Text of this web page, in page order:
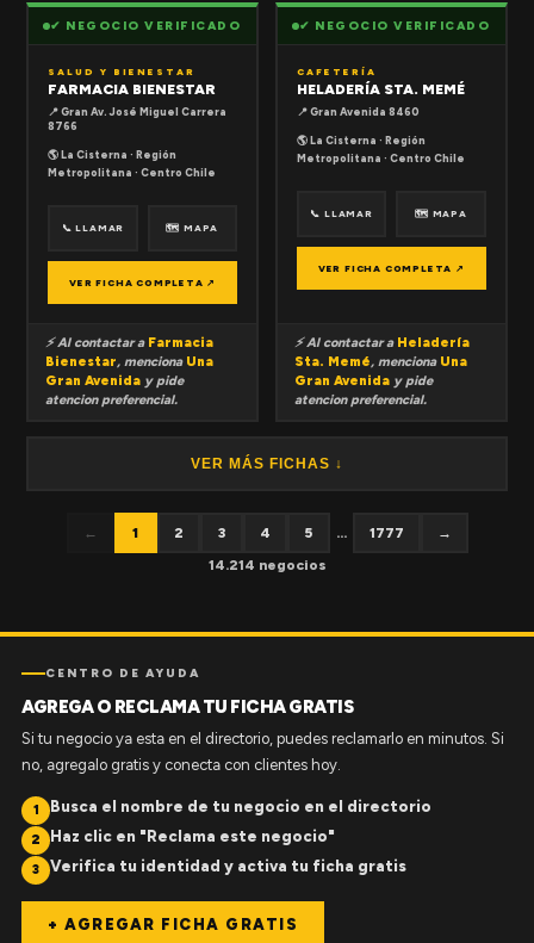
✔ NEGOCIO VERIFICADO
SALUD Y BIENESTAR
FARMACIA BIENESTAR
📍 Gran Av. José Miguel Carrera
8766
🌎 La Cisterna · Región
Metropolitana · Centro Chile
📞 LLAMAR 🗺 MAPA
VER FICHA COMPLETA ↗
⚡ Al contactar a Farmacia
Bienestar, menciona Una
Gran Avenida y pide
atencion preferencial.
✔ NEGOCIO VERIFICADO
CAFETERÍA
HELADERÍA STA. MEMÉ
📍 Gran Avenida 8460
🌎 La Cisterna · Región
Metropolitana · Centro Chile
📞 LLAMAR 🗺 MAPA
VER FICHA COMPLETA ↗
⚡ Al contactar a Heladería
Sta. Memé, menciona Una
Gran Avenida y pide
atencion preferencial.
VER MÁS FICHAS ↓
← 1 2 3 4 5 ... 1777
→
14.214 negocios
CENTRO DE AYUDA
AGREGA O RECLAMA TU FICHA GRATIS
Si tu negocio ya esta en el directorio, puedes reclamarlo en minutos. Si
no, agregalo gratis y conecta con clientes hoy.
1 Busca el nombre de tu negocio en el directorio
2 Haz clic en "Reclama este negocio"
3 Verifica tu identidad y activa tu ficha gratis
+ AGREGAR FICHA GRATIS